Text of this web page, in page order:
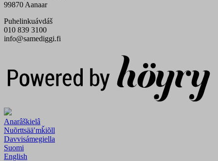
99870 Aanaar
Puhelinkuávdáš
010 839 3100
info@samediggi.fi
Anarâškielâ
Nuõrttsääʹmǩiõll
Davvisámegiella
Suomi
English